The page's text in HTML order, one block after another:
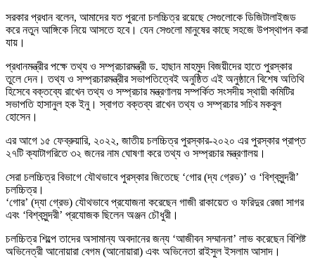
সরকার প্রধান বলেন, আমাদের যত পুরনো চলচ্চিত্র রয়েছে সেগুলোকে ডিজিটালাইজড
করে নতুন আঙ্গিকে নিয়ে আসতে হবে। যেন সেগুলো মানুষের কাছে সহজে উপস্থাপন করা
যায়।
প্রধানমন্ত্রীর পক্ষে তথ্য ও সম্প্রচারমন্ত্রী ড. হাছান মাহমুদ বিজয়ীদের হাতে পুরস্কার
তুলে দেন। তথ্য ও সম্প্রচারমন্ত্রীর সভাপতিত্বেই অনুষ্ঠিত এই অনুষ্ঠানে বিশেষ অতিথি
হিসেবে বক্তব্যে রাখেন তথ্য ও সম্প্রচার মন্ত্রণালয় সম্পর্কিত সংসদীয় স্থায়ী কমিটির
সভাপতি হাসানুল হক ইনু। স্বাগত বক্তব্য রাখেন তথ্য ও সম্প্রচার সচিব মকবুল
হোসেন।
এর আগে ১৫ ফেব্রুয়ারি, ২০২২, জাতীয় চলচ্চিত্র পুরস্কার-২০২০ এর পুরস্কার প্রাপ্ত
২৭টি ক্যাটাগরিতে ৩২ জনের নাম ঘোষণা করে তথ্য ও সম্প্রচার মন্ত্রণালয়।
সেরা চলচ্চিত্র বিভাগে যৌথভাবে পুরস্কার জিতেছে ‘গোর (দ্য গ্রেভ)’ ও ‘বিশ্বসুন্দরী’
চলচ্চিত্র।
‘গোর’ (দ্যা গ্রেভ) যৌথভাবে প্রযোজনা করেছেন গাজী রাকায়েত ও ফরিদুর রেজা সাগর
এবং ‘বিশ্বসুন্দরী’ প্রযোজক ছিলেন অঞ্জন চৌধুরী।
চলচ্চিত্র শিল্পে তাদের অসামান্য অবদানের জন্য ‘আজীবন সম্মাননা’ লাভ করেছেন বিশিষ্ট
অভিনেত্রী আনোয়ারা বেগম (আনোয়ারা) এবং অভিনেতা রাইসুল ইসলাম আসাদ।